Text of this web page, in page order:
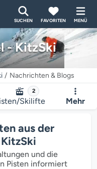
SUCHEN FAVORITEN MENÜ
- KitzSki
Nachrichten & Blogs
2
Skilifte Mehr
aus der
und die
Pisten informiert